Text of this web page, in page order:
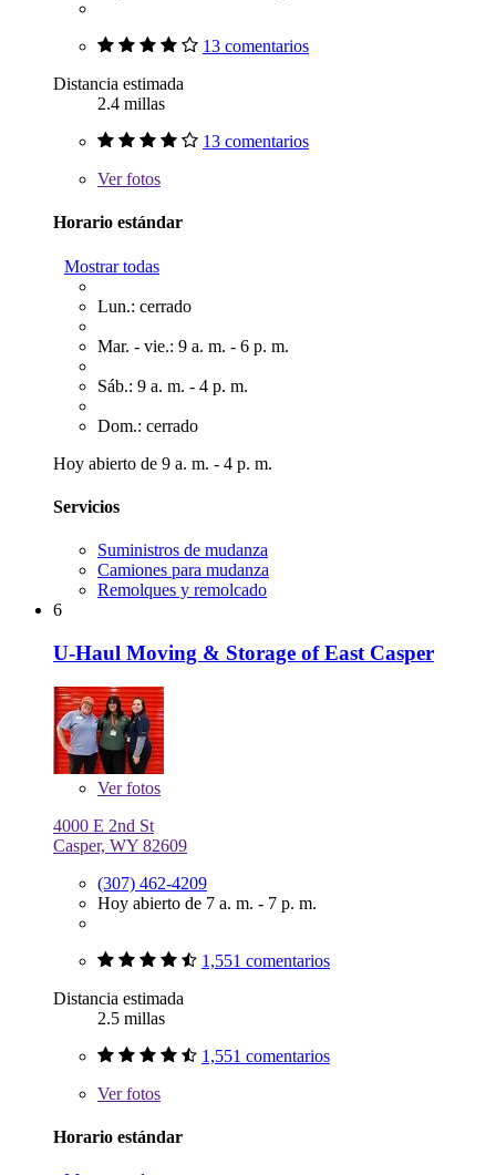
13 comentarios
Distancia estimada
2.4 millas
13 comentarios
Verfotos
Horario estándar
Mostrar todas
Lun.: cerrado
Mar. - vie.: 9 a. m. - 6 p. m.
Sáb.: 9 a. m. - 4 p. m.
Dom.: cerrado
Hoy abierto de 9 a. m. - 4 p. m.
Servicios
Suministros de mudanza
Camiones para mudanza
Remolques y remolcado
6
U-Haul Moving & Storage of East Casper
Verfotos
4000 E 2nd St
Casper, WY 82609
(307) 462-4209
Hoy abierto de 7 a. m. - 7 p. m.
1,551 comentarios
Distancia estimada
2.5 millas
1,551 comentarios
Verfotos
Horario estándar